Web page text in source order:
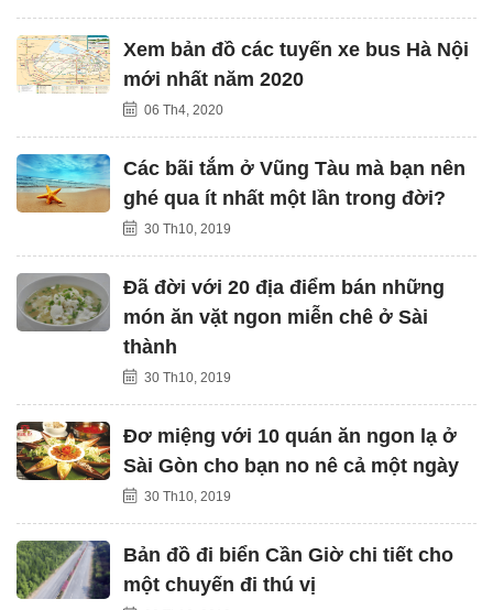
Xem bản đồ các tuyến xe bus Hà Nội
mới nhất năm 2020
06 Th4, 2020
Các bãi tắm ở Vũng Tàu mà bạn nên
ghé qua ít nhất một lần trong đời?
30 Th10, 2019
Đã đời với 20 địa điểm bán những
món ăn vặt ngon miễn chê ở Sài
thành
30 Th10, 2019
Đơ miệng với 10 quán ăn ngon lạ ở
Sài Gòn cho bạn no nê cả một ngày
30 Th10, 2019
Bản đồ đi biển Cần Giờ chi tiết cho
một chuyến đi thú vị